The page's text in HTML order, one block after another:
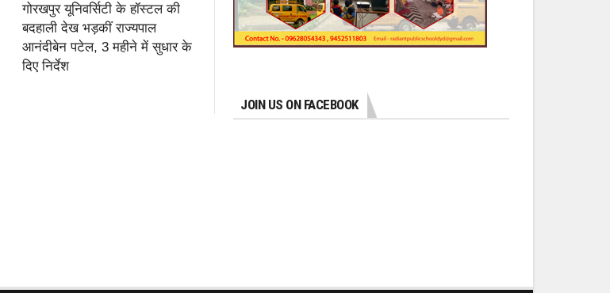
गोरखपुर यूनिवर्सिटी के हॉस्टल की
बदहाली देख भड़कीं राज्यपाल
आनंदीबेन पटेल, 3 महीने में सुधार के
दिए निर्देश
JOIN US ON FACEBOOK